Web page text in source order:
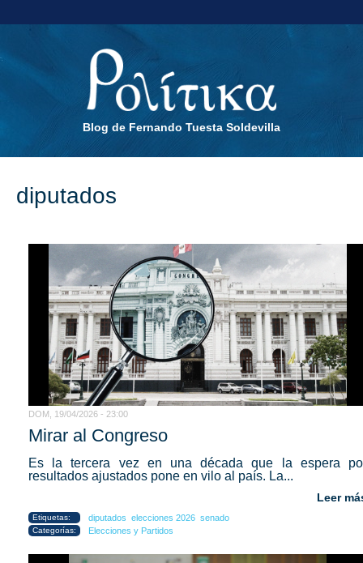
Blog de Fernando Tuesta Soldevilla
diputados
DOM, 19/04/2026 - 23:00
Mirar al Congreso
Es la tercera vez en una década que la espera
resultados ajustados pone en vilo al país. La...
Leer
Etiquetas: diputados elecciones 2026 senado
Categorías: Elecciones y Partidos